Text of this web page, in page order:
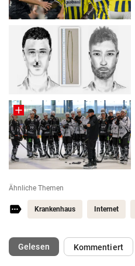
Ähnliche Themen
Krankenhaus Internet
Gelesen(ausgewählt)Kommentiert